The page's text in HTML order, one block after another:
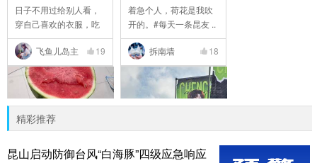
日子不用过给别人看，
穿自己喜欢的衣服，吃
..
飞鱼儿岛主
19
着急个人，荷花是我吹
开的。#每天一条昆友 ..
拆南墙 18
精彩推荐
昆山启动防御台风“白海豚”四级应急响应